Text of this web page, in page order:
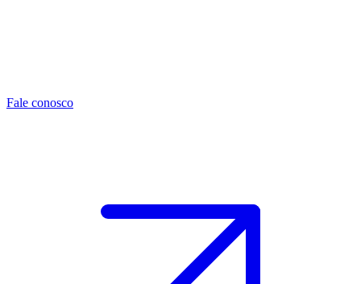
Fale conosco